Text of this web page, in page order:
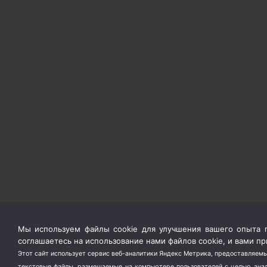
Мы используем файлы cookie для улучшения вашего опыта
соглашаетесь на использование нами файлов cookie, и вами
Этот сайт использует сервис веб-аналитики Яндекс Метрика,